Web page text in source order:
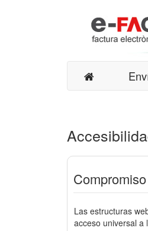
Compromiso
Las estructuras
acceso universal a